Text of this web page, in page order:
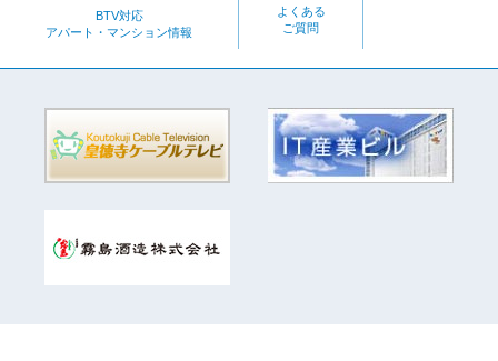
BTV対応
アパート・マンション情報
よくある
ご質問